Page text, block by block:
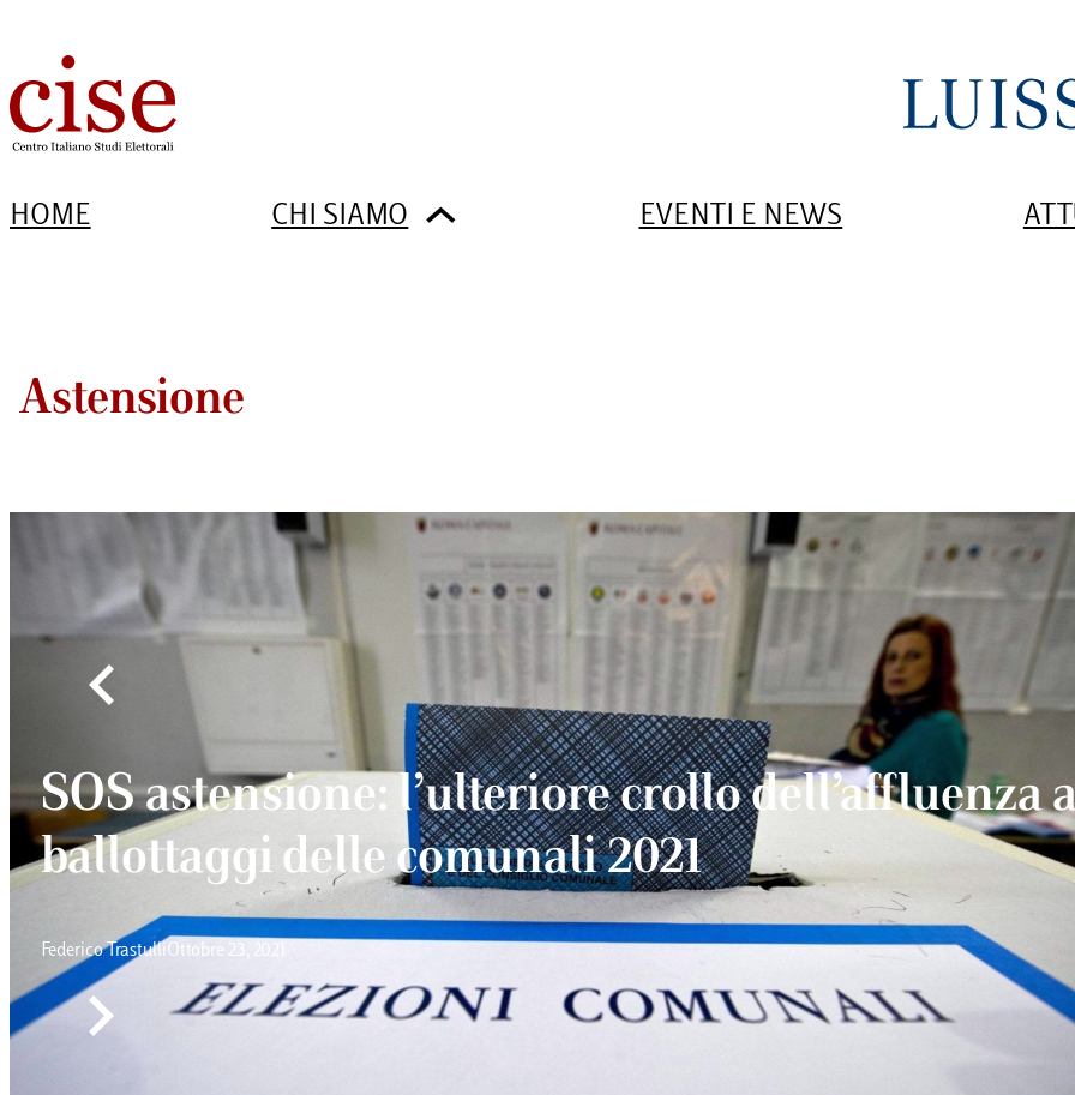
HOME CHI SIAMO EVENTI E NEWS
Astensione
SOS astensione: l’ulteriore crollo dell’affluenza
ballottaggi delle comunali 2021
Federico TrastulliOttobre 23, 2021